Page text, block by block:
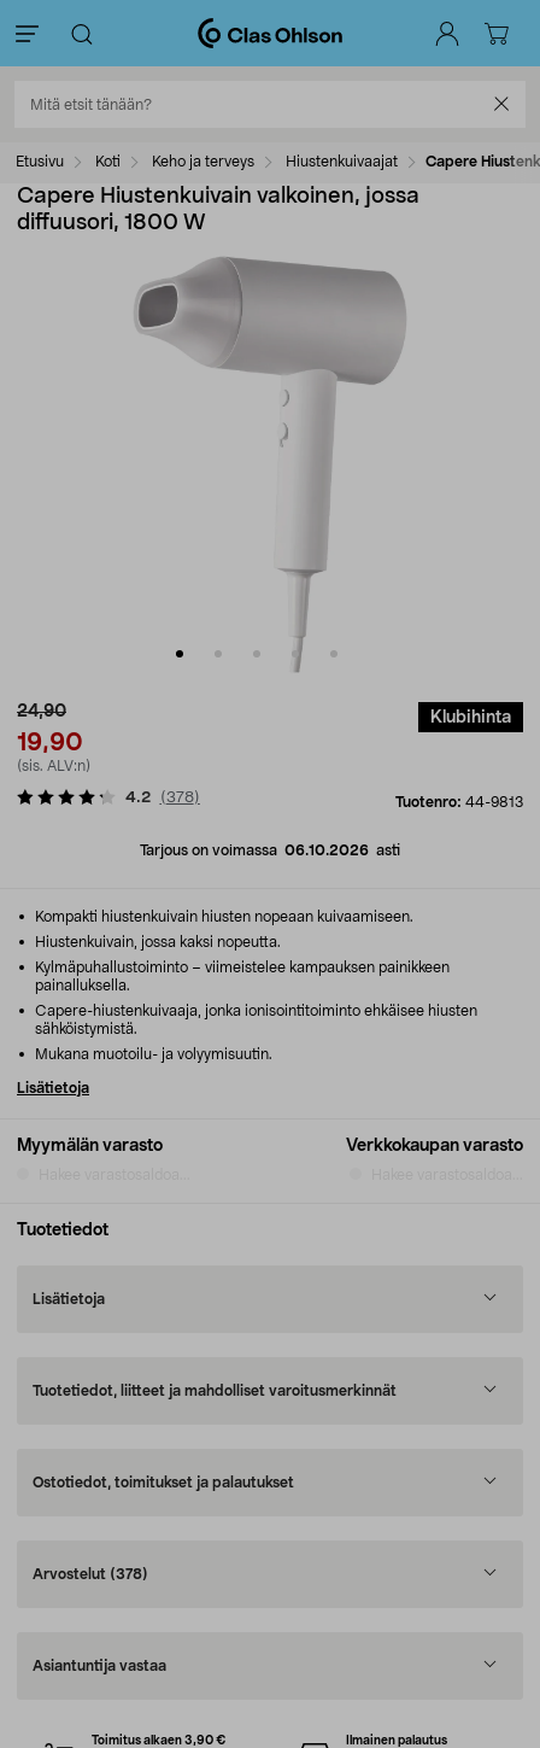
Etusivu Koti Keho ja terveys Hiustenkuivaajat Capere
Capere Hiustenkuivain valkoinen, jossa
diffuusori, 1800 W
24,90
19,90
(sis. ALV:n)
Klubihinta
Tuotenro: 44-9813
4.2 (378)
Tarjous on voimassa 06.10.2026 asti
Myymälän varasto Verkkokaupan varasto
Kompakti hiustenkuivain hiusten nopeaan kuivaamiseen.
Hiustenkuivain, jossa kaksi nopeutta.
Kylmäpuhallustoiminto – viimeistelee kampauksen painikkeen
painalluksella.
Capere-hiustenkuivaaja, jonka ionisointitoiminto ehkäisee hiusten
sähköistymistä.
Mukana muotoilu- ja volyymisuutin.
Lisätietoja
Tuotetiedot
Lisätietoja
Tuotetiedot, liitteet ja mahdolliset varoitusmerkinnät
Ostotiedot, toimitukset ja palautukset
Arvostelut (378)
Asiantuntija vastaa
Toimitus alkaen 3,90 €
Ilmainen palautus